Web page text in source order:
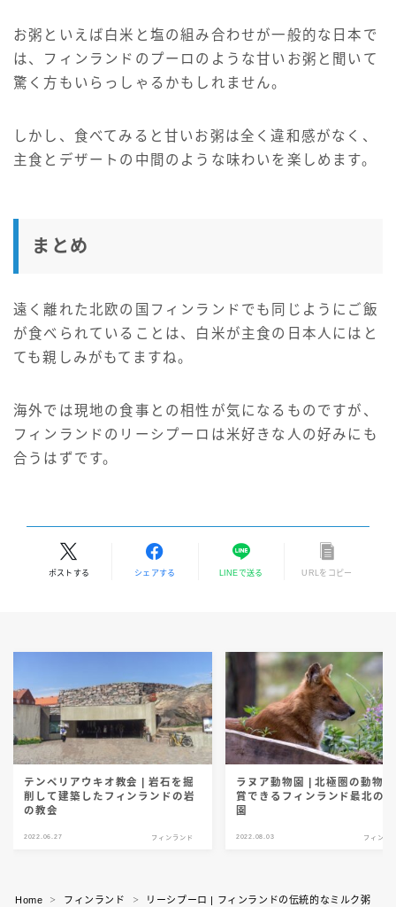
お粥といえば白米と塩の組み合わせが一般的な日本で
は、フィンランドのプーロのような甘いお粥と聞いて
驚く方もいらっしゃるかもしれません。
しかし、食べてみると甘いお粥は全く違和感がなく、
主食とデザートの中間のような味わいを楽しめます。
まとめ
遠く離れた北欧の国フィンランドでも同じようにご飯
が食べられていることは、白米が主食の日本人にはと
ても親しみがもてますね。
海外では現地の食事との相性が気になるものですが、
フィンランドのリーシプーロは米好きな人の好みにも
合うはずです。
ポストする シェアする LINEで送る URLをコピー
テンペリアウキオ教会 | 岩石を掘
削して建築したフィンランドの岩
の教会
2022.06.27 フィンランド
ラヌア動物園 | 北極圏の動物
賞できるフィンランド最北の
園
2022.08.03 フィンラ
Home ＞ フィンランド ＞ リーシプーロ | フィンランドの伝統的なミルク粥